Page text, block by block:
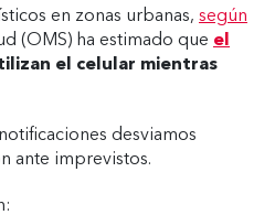
en zonas urbanas, según
(OMS) ha estimado que el
el celular mientras
desviamos
ante imprevistos.